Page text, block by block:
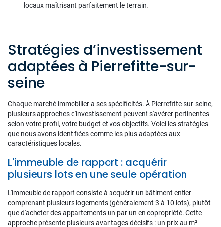
locaux maîtrisant parfaitement le terrain.
Stratégies d’investissement
adaptées à Pierrefitte-sur-
seine
Chaque marché immobilier a ses spécificités. À Pierrefitte-sur-seine,
plusieurs approches d'investissement peuvent s'avérer pertinentes
selon votre profil, votre budget et vos objectifs. Voici les stratégies
que nous avons identifiées comme les plus adaptées aux
caractéristiques locales.
L'immeuble de rapport : acquérir
plusieurs lots en une seule opération
L'immeuble de rapport consiste à acquérir un bâtiment entier
comprenant plusieurs logements (généralement 3 à 10 lots), plutôt
que d'acheter des appartements un par un en copropriété. Cette
approche présente plusieurs avantages décisifs : un prix au m²